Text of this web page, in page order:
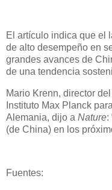
El artículo indica que el
de alto desempeño en
grandes avances de
de una tendencia
Mario Krenn, director
Instituto Max Planck
Alemania, dijo a Nature:
(de China) en los
Fuentes: